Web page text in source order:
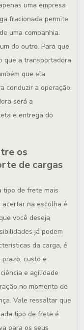
uma empresa
fracionada permite
uma companhia.
do outro. Para que
que a transportadora
que ela
conduzir a operação.
será a
e entrega do
os
de cargas
tipo de frete mais
acertar na escolha é
você deseja
já podem
da carga, é
custo e
e agilidade
no momento de
Vale ressaltar que
tipo de frete é
para os seus